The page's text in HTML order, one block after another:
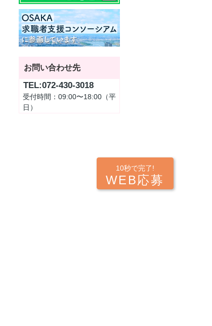
お問い合わせ先
TEL:072-430-3018
受付時間：09:00〜18:00（平
日）
10秒で完了!
WEB応募